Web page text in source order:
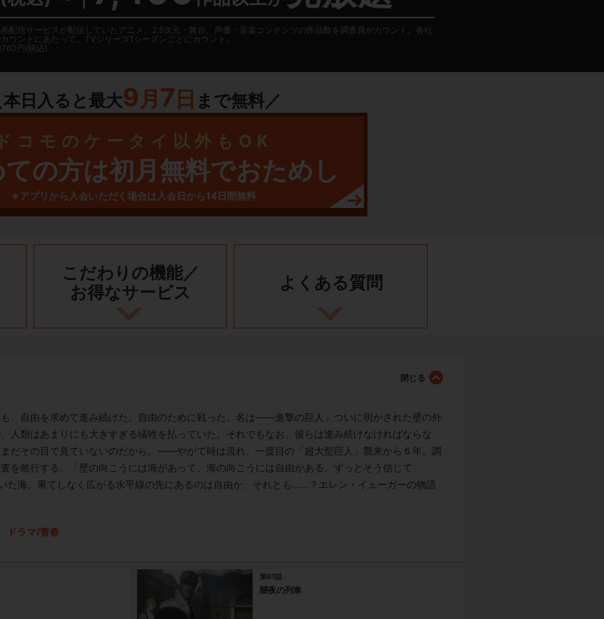
配信サービスが配信していたアニメ、2.5次元・舞台、声優・音楽コンテンツの作品数を調査員がカウント。各社
ウントにあたって、TVシリーズ1シーズンごとにカウント。
円(税込)
本日入ると最大9月 7 日 まで無料／
ドコモのケータイ以外もOK
の方は初月無料でおためし
※アプリから入会いただく場合は入会日から14日間無料
こだわりの機能／
お得なサービス
よくある質問
も、自由を求めて進み続けた。自由のために戦った。名は――進撃の巨人」ついに明かされた壁の外
人類はあまりにも大きすぎる犠牲を払っていた。それでもなお、彼らは進み続けなければならな
だその目で見ていないのだから。――やがて時は流れ、一度目の「超大型巨人」襲来から６年。調
を敢行する。「壁の向こうには海があって、海の向こうには自由がある。ずっとそう信じて
海。果てしなく広がる水平線の先にあるのは自由か、それとも……？エレン・イェーガーの物語
ドラマ/青春
第61話
闇夜の列車